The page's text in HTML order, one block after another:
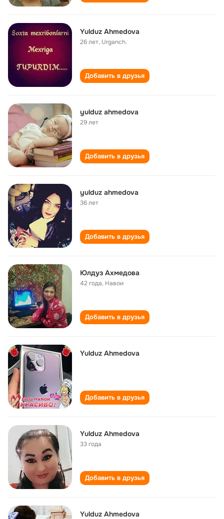
Yulduz Ahmedova
26 лет, Urganch.
Добавить в друзья
yulduz ahmedova
29 лет
Добавить в друзья
yulduz ahmedova
36 лет
Добавить в друзья
Юлдуз Ахмедова
42 года, Навои
Добавить в друзья
Yulduz Ahmedova
Добавить в друзья
Yulduz Ahmedova
33 года
Добавить в друзья
Yulduz Ahmedova